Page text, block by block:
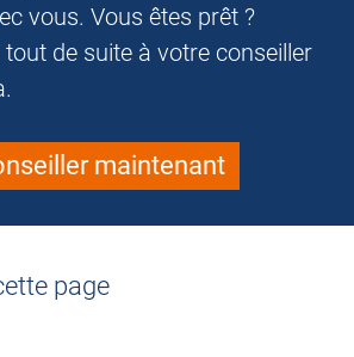
vous. Vous êtes prêt ?
de suite à votre conseiller
maintenant
page